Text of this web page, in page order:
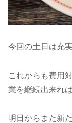
今回の土日は充
これからも費用
業を継続出来れ
明日からまた新